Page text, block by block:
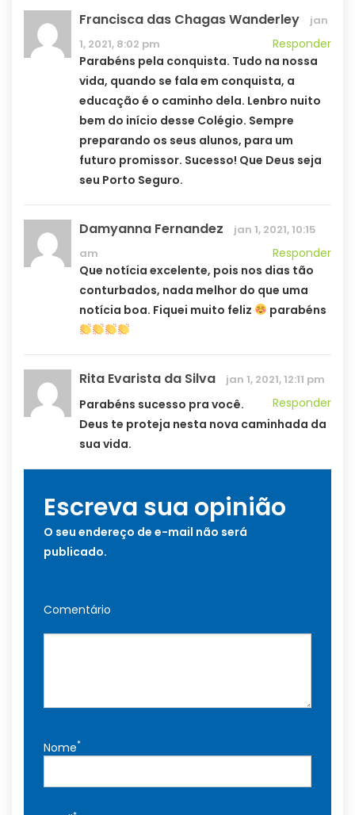
Francisca das Chagas Wanderley
jan
1, 2021, 8:02 pm
Responder
Parabéns pela conquista. Tudo na nossa
vida, quando se fala em conquista, a
educação é o caminho dela. Lenbro nuito
bem do início desse Colégio. Sempre
preparando os seus alunos, para um
futuro promissor. Sucesso! Que Deus seja
seu Porto Seguro.
Damyanna Fernandez
jan 1, 2021, 10:15
am
Responder
Que notícia excelente, pois nos dias tão
conturbados, nada melhor do que uma
notícia boa. Fiquei muito feliz
parabéns
Rita Evarista da Silva jan 1, 2021, 12:11 pm
Responder
Parabéns sucesso pra você.
Deus te proteja nesta nova caminhada da
sua vida.
Escreva sua opinião
O seu endereço de e-mail não será
publicado.
Comentário
Nome*